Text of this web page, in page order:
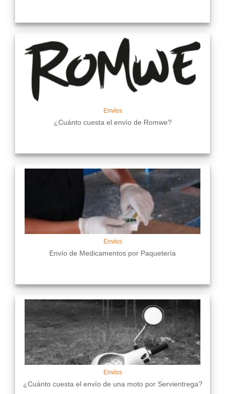
Envíos
¿Cuánto cuesta el envío de Romwe?
Envíos
Envío de Medicamentos por Paquetería
Envíos
¿Cuánto cuesta el envío de una moto por Servientrega?